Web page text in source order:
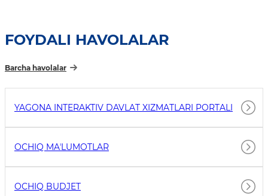
FOYDALI HAVOLALAR
Barcha havolalar
YAGONA INTERAKTIV DAVLAT XIZMATLARI PORTALI
OCHIQ MAʼLUMOTLAR
OCHIQ BUDJET